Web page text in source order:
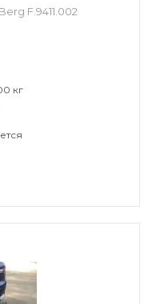
F.9411.002
кг